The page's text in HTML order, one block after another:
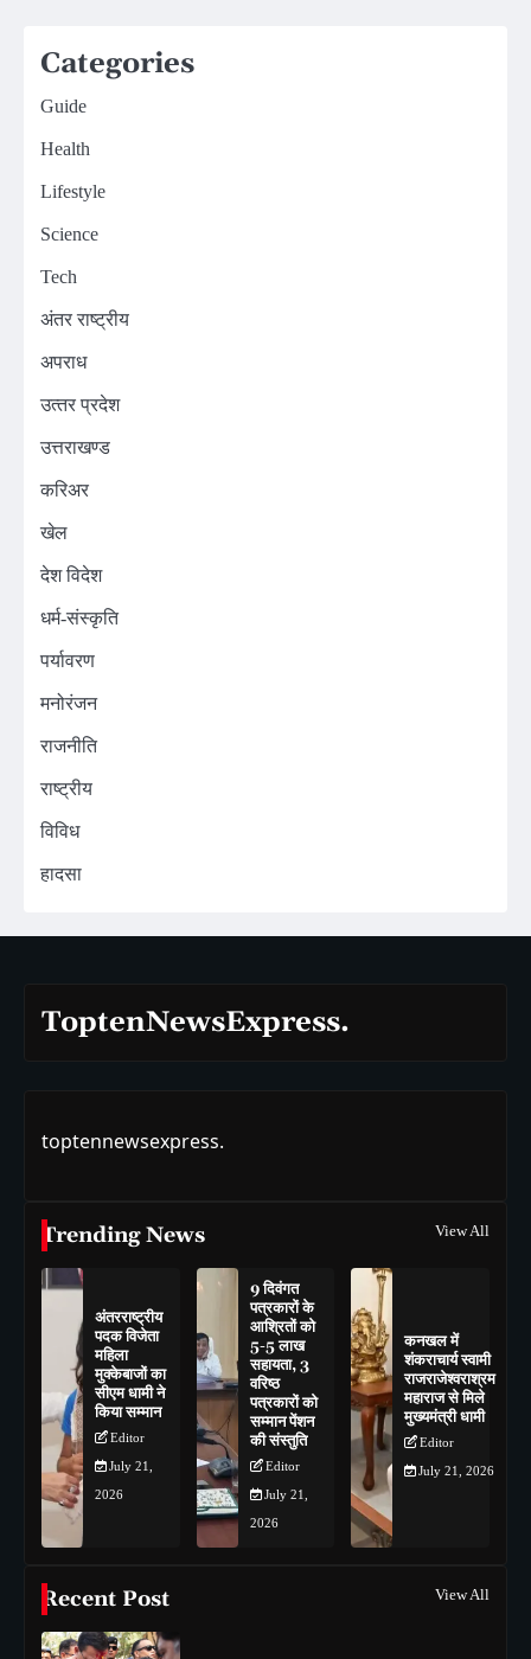
Categories
Guide
Health
Lifestyle
Science
Tech
अंतर राष्ट्रीय
अपराध
उत्‍तर प्रदेश
उत्तराखण्ड
करिअर
खेल
देश विदेश
धर्म-संस्कृति
पर्यावरण
मनोरंजन
राजनीति
राष्ट्रीय
विविध
हादसा
ToptenNewsExpress.
toptennewsexpress.
Trending News View All
अंतरराष्ट्रीय
पदक विजेता
महिला
मुक्केबाजों का
सीएम धामी ने
किया सम्मान
Editor
July 21,
2026
9 दिवंगत
पत्रकारों के
आश्रितों को
5-5 लाख
सहायता, 3
वरिष्ठ
पत्रकारों को
सम्मान पेंशन
की संस्तुति
Editor
July 21,
2026
कनखल में
शंकराचार्य स्वामी
राजराजेश्वराश्रम
महाराज से मिले
मुख्यमंत्री धामी
Editor
July 21, 2026
Recent Post View All